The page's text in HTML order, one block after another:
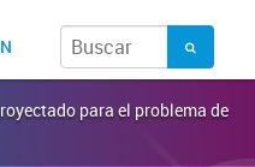
para el problema de